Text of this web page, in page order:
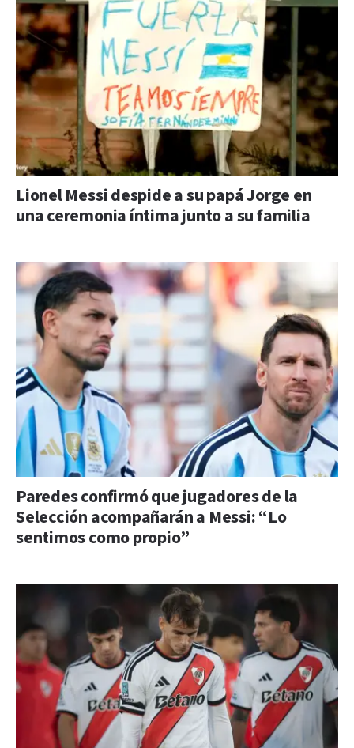
Lionel Messi despide a su papá Jorge en
una ceremonia íntima junto a su familia
Paredes confirmó que jugadores de la
Selección acompañarán a Messi: “Lo
sentimos como propio”